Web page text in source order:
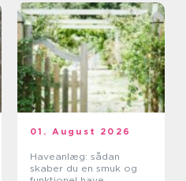
01. August 2026
Haveanlæg: sådan
skaber du en smuk og